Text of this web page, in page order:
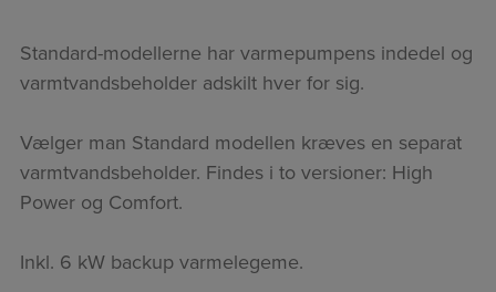
Standard-modellerne har varmepumpens indedel og
varmtvandsbeholder adskilt hver for sig.
Vælger man Standard modellen kræves en separat
varmtvandsbeholder. Findes i to versioner: High
Power og Comfort.
Inkl. 6 kW backup varmelegeme.